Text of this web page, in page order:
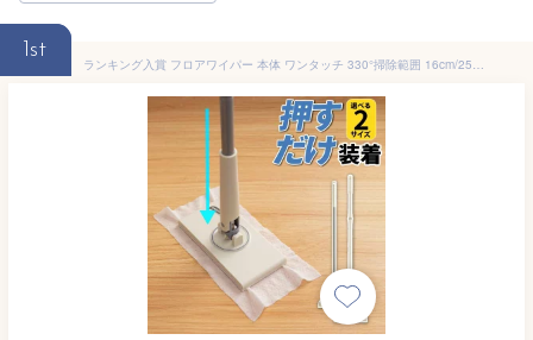
1st
ランキング入賞 フロアワイパー 本体 ワンタッチ 330°掃除範囲 16cm/25cm 手が汚れない フローリングワイパー ミニモップ トイレワイパー フロアモップ 長さ調整 自立式 掃除用具 トイレ掃除 床掃除 天井 窓 壁 鏡 簡単操作 年末掃除